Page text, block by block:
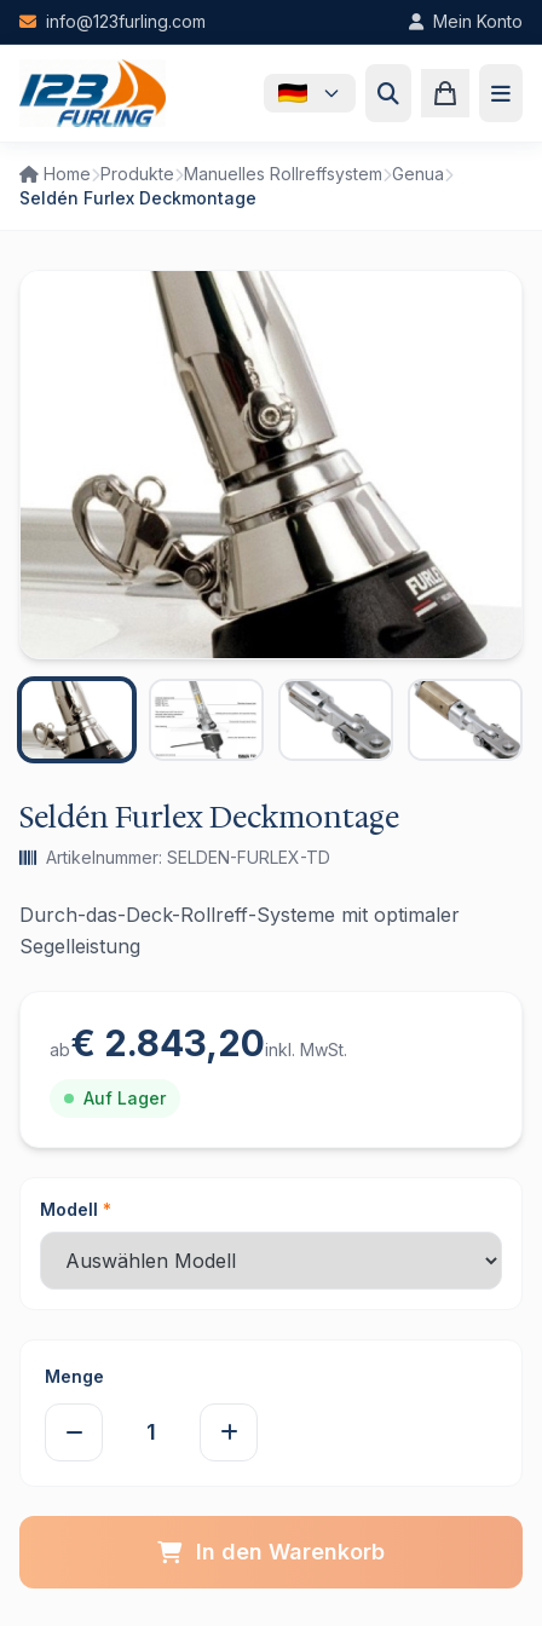
Skip to main content
info@123furling.com Mein Konto
Home Produkte Manuelles Rollreffsystem Genua
Seldén Furlex Deckmontage
Seldén Furlex Deckmontage
Artikelnummer: SELDEN-FURLEX-TD
Durch-das-Deck-Rollreff-Systeme mit optimaler
Segelleistung
ab€ 2.843,20inkl. MwSt.
Auf Lager
Modell *
Menge
In den Warenkorb